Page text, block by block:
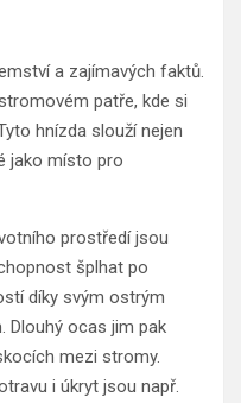
a zajímavých faktů.
patře, kde si
hnízda slouží nejen
jako místo pro
prostředí jsou
šplhat po
díky svým ostrým
Dlouhý ocas jim pak
mezi stromy.
i úkryt jsou např.